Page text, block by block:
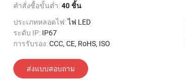
คำสั่งซื้อขั้นต่ำ:40 ชิ้น
ประเภทหลอดไฟ:ไฟ LED
ระดับ IP: IP67
การรับรอง:CCC, CE, RoHS, ISO
ส่งแบบสอบถาม